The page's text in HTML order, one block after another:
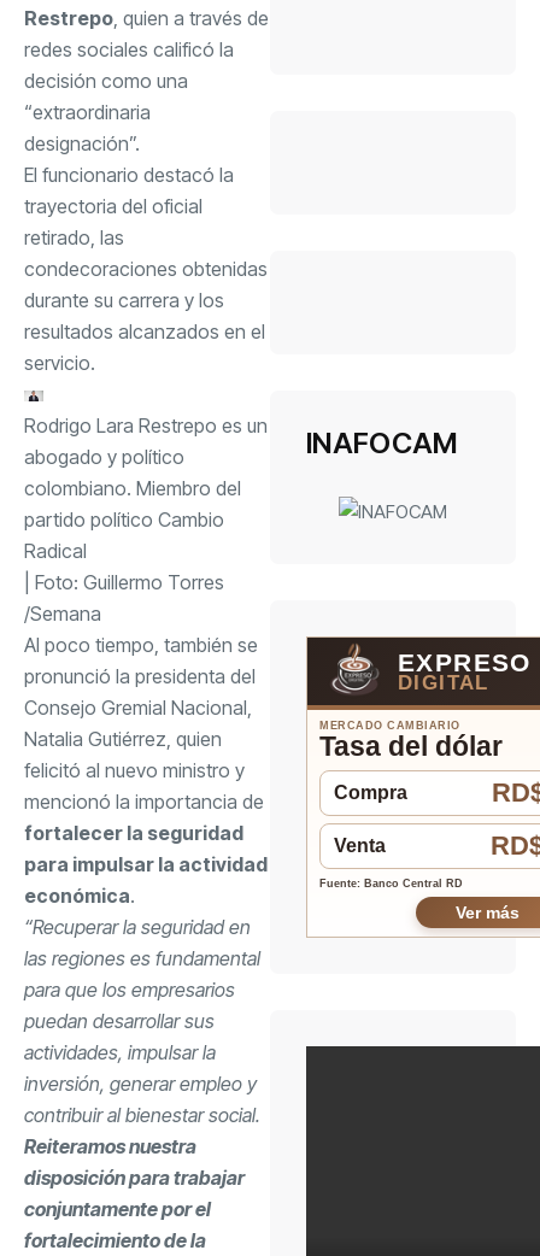
Restrepo, quien a través de
redes sociales calificó la
decisión como una
“extraordinaria
designación”.
El funcionario destacó la
trayectoria del oficial
retirado, las
condecoraciones obtenidas
durante su carrera y los
resultados alcanzados en el
servicio.
Rodrigo Lara Restrepo es un
abogado y político
colombiano. Miembro del
partido político Cambio
Radical
| Foto: Guillermo Torres
/Semana
Al poco tiempo, también se
pronunció la presidenta del
Consejo Gremial Nacional,
Natalia Gutiérrez, quien
felicitó al nuevo ministro y
mencionó la importancia de
fortalecer la seguridad
para impulsar la actividad
económica.
“Recuperar la seguridad en
las regiones es fundamental
para que los empresarios
puedan desarrollar sus
actividades, impulsar la
inversión, generar empleo y
contribuir al bienestar social.
Reiteramos nuestra
disposición para trabajar
conjuntamente por el
fortalecimiento de la
INAFOCAM
EXPRESO
DIGITAL
MERCADO CAMBIARIO
Tasa del dólar
Compra
Venta
Fuente: Banco Central RD
Ver más